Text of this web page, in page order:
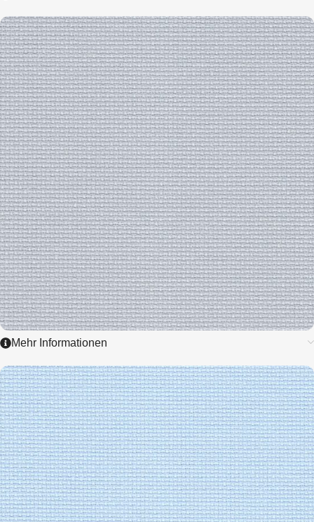
3706
STERN - AIDA
5,4 / CM - 14 ct.
ZUM ARTIKEL
3251
AIDA
6,4 / cm - 16 ct.
ZUM ARTIKEL
Mehr Informationen